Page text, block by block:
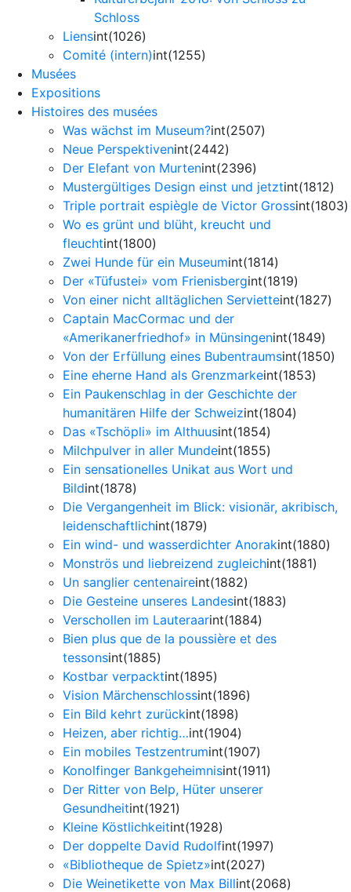
Schloss
Liensint(1026)
Comité (intern)int(1255)
Musées
Expositions
Histoires des musées
Was wächst im Museum?int(2507)
Neue Perspektivenint(2442)
Der Elefant von Murtenint(2396)
Mustergültiges Design einst und jetztint(1812)
Triple portrait espiègle de Victor Grossint(1803)
Wo es grünt und blüht, kreucht und
fleuchtint(1800)
Zwei Hunde für ein Museumint(1814)
Der «Tüfustei» vom Frienisbergint(1819)
Von einer nicht alltäglichen Servietteint(1827)
Captain MacCormac und der
«Amerikanerfriedhof» in Münsingenint(1849)
Von der Erfüllung eines Bubentraumsint(1850)
Eine eherne Hand als Grenzmarkeint(1853)
Ein Paukenschlag in der Geschichte der
humanitären Hilfe der Schweizint(1804)
Das «Tschöpli» im Althuusint(1854)
Milchpulver in aller Mundeint(1855)
Ein sensationelles Unikat aus Wort und
Bildint(1878)
Die Vergangenheit im Blick: visionär, akribisch,
leidenschaftlichint(1879)
Ein wind- und wasserdichter Anorakint(1880)
Monströs und liebreizend zugleichint(1881)
Un sanglier centenaireint(1882)
Die Gesteine unseres Landesint(1883)
Verschollen im Lauteraarint(1884)
Bien plus que de la poussière et des
tessonsint(1885)
Kostbar verpacktint(1895)
Vision Märchenschlossint(1896)
Ein Bild kehrt zurückint(1898)
Heizen, aber richtig…int(1904)
Ein mobiles Testzentrumint(1907)
Konolfinger Bankgeheimnisint(1911)
Der Ritter von Belp, Hüter unserer
Gesundheitint(1921)
Kleine Köstlichkeitint(1928)
Der doppelte David Rudolfint(1997)
«Bibliotheque de Spietz»int(2027)
Die Weinetikette von Max Billint(2068)